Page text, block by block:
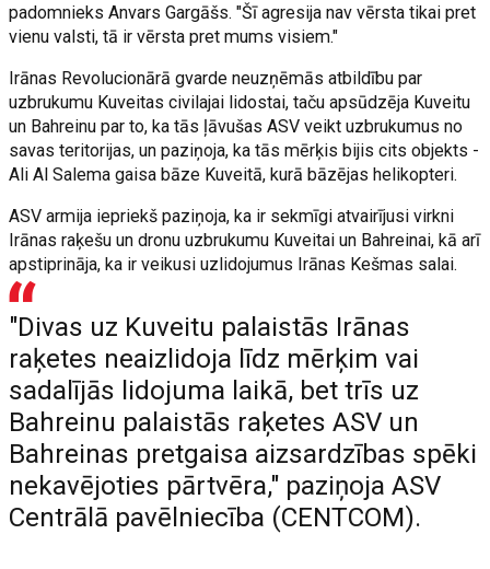
padomnieks Anvars Gargāšs. "Šī agresija nav vērsta tikai pret
vienu valsti, tā ir vērsta pret mums visiem."
Irānas Revolucionārā gvarde neuzņēmās atbildību par
uzbrukumu Kuveitas civilajai lidostai, taču apsūdzēja Kuveitu
un Bahreinu par to, ka tās ļāvušas ASV veikt uzbrukumus no
savas teritorijas, un paziņoja, ka tās mērķis bijis cits objekts -
Ali Al Salema gaisa bāze Kuveitā, kurā bāzējas helikopteri.
ASV armija iepriekš paziņoja, ka ir sekmīgi atvairījusi virkni
Irānas raķešu un dronu uzbrukumu Kuveitai un Bahreinai, kā arī
apstiprināja, ka ir veikusi uzlidojumus Irānas Kešmas salai.
"Divas uz Kuveitu palaistās Irānas
raķetes neaizlidoja līdz mērķim vai
sadalījās lidojuma laikā, bet trīs uz
Bahreinu palaistās raķetes ASV un
Bahreinas pretgaisa aizsardzības spēki
nekavējoties pārtvēra," paziņoja ASV
Centrālā pavēlniecība (CENTCOM).